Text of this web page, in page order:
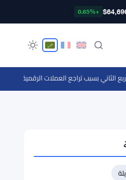
+0.65%
·الحيتان تضيف 190,000 بيتكوين منذ ديسمبر مع إشارات قاع